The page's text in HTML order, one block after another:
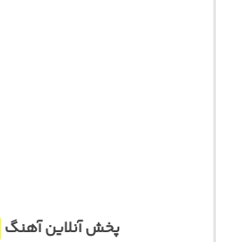
پخش آنلاین آهنگ